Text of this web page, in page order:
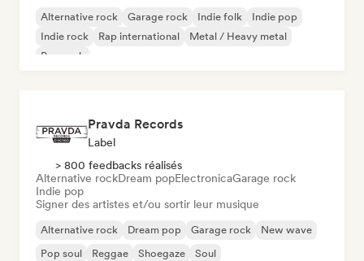
Alternative rock Garage rock Indie folk
Indie pop
Indie rock
Rap international
Metal / Heavy metal
Pop rock
Pravda Records
Label
> 800 feedbacks réalisés
Alternative rockDream popElectronicaGarage rock
Indie pop
Signer des artistes et/ou sortir leur musique
Alternative rock Dream pop Garage rock
New wave
Pop soul
Reggae Shoegaze Soul